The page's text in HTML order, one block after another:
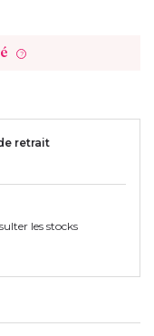
?
retrait
les stocks